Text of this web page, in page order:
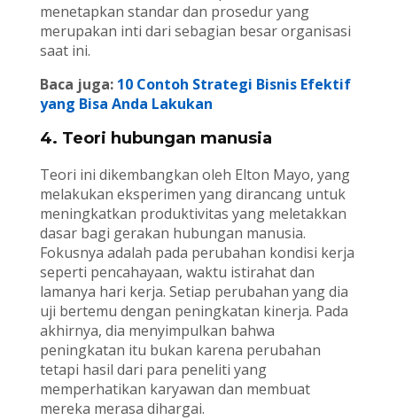
menetapkan standar dan prosedur yang
merupakan inti dari sebagian besar organisasi
saat ini.
Baca juga: 10 Contoh Strategi Bisnis Efektif
yang Bisa Anda Lakukan
4. Teori hubungan manusia
Teori ini dikembangkan oleh Elton Mayo, yang
melakukan eksperimen yang dirancang untuk
meningkatkan produktivitas yang meletakkan
dasar bagi gerakan hubungan manusia.
Fokusnya adalah pada perubahan kondisi kerja
seperti pencahayaan, waktu istirahat dan
lamanya hari kerja. Setiap perubahan yang dia
uji bertemu dengan peningkatan kinerja. Pada
akhirnya, dia menyimpulkan bahwa
peningkatan itu bukan karena perubahan
tetapi hasil dari para peneliti yang
memperhatikan karyawan dan membuat
mereka merasa dihargai.